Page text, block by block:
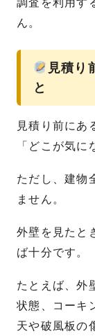
調査を利用す
ん。
見積り
と
見積り前にあ
「どこが気に
ただし、建物
ません。
外壁を見たと
ば十分です。
たとえば、外
状態、コーキ
天や破風板の